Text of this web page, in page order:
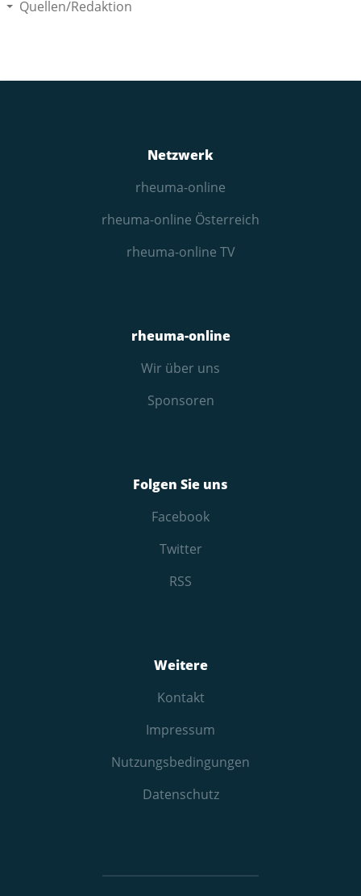
Quellen/Redaktion
Netzwerk
rheuma-online
rheuma-online Österreich
rheuma-online TV
rheuma-online
Wir über uns
Sponsoren
Folgen Sie uns
Facebook
Twitter
RSS
Weitere
Kontakt
Impressum
Nutzungs­bedingungen
Datenschutz